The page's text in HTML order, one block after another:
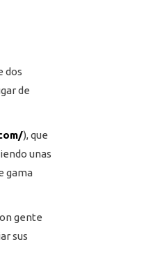
dos
de
), que
unas
gama
gente
sus